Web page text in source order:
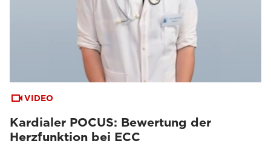
VIDEO
Kardialer POCUS: Bewertung der
Herzfunktion bei ECC